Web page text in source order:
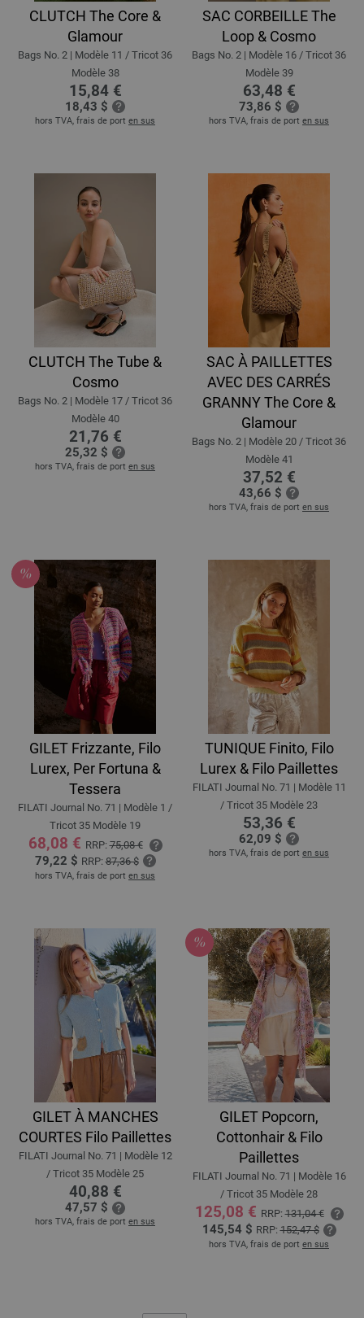
CLUTCH The Core &
Glamour
Bags No. 2 | Modèle 11 / Tricot 36
Modèle 38
15,84 €
18,43 $
hors TVA, frais de port en sus
SAC CORBEILLE The
Loop & Cosmo
Bags No. 2 | Modèle 16 / Tricot 36
Modèle 39
63,48 €
73,86 $
hors TVA, frais de port en sus
CLUTCH The Tube &
Cosmo
Bags No. 2 | Modèle 17 / Tricot 36
Modèle 40
21,76 €
25,32 $
hors TVA, frais de port en sus
SAC À PAILLETTES
AVEC DES CARRÉS
GRANNY The Core &
Glamour
Bags No. 2 | Modèle 20 / Tricot 36
Modèle 41
37,52 €
43,66 $
hors TVA, frais de port en sus
GILET Frizzante, Filo
Lurex, Per Fortuna &
Tessera
FILATI Journal No. 71 | Modèle 1 /
Tricot 35 Modèle 19
68,08 € RRP:75,08 €
79,22 $ RRP:87,36 $
hors TVA, frais de port en sus
TUNIQUE Finito, Filo
Lurex & Filo Paillettes
FILATI Journal No. 71 | Modèle 11
/ Tricot 35 Modèle 23
53,36 €
62,09 $
hors TVA, frais de port en sus
GILET À MANCHES
COURTES Filo Paillettes
FILATI Journal No. 71 | Modèle 12
/ Tricot 35 Modèle 25
40,88 €
47,57 $
hors TVA, frais de port en sus
GILET Popcorn,
Cottonhair & Filo
Paillettes
FILATI Journal No. 71 | Modèle 16
/ Tricot 35 Modèle 28
125,08 € RRP:131,04 €
145,54 $ RRP:152,47 $
hors TVA, frais de port en sus